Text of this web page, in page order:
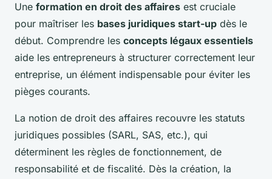
Une formation en droit des affaires est cruciale
pour maîtriser les bases juridiques start-up dès le
début. Comprendre les concepts légaux essentiels
aide les entrepreneurs à structurer correctement leur
entreprise, un élément indispensable pour éviter les
pièges courants.
La notion de droit des affaires recouvre les statuts
juridiques possibles (SARL, SAS, etc.), qui
déterminent les règles de fonctionnement, de
responsabilité et de fiscalité. Dès la création, la